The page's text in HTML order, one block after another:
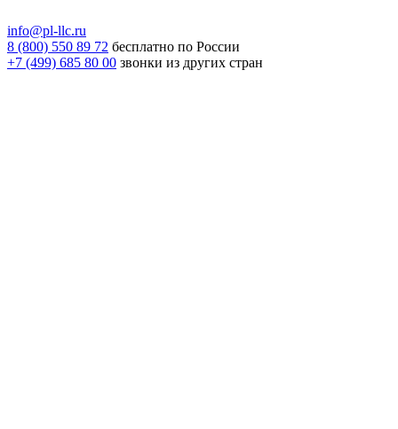
info@pl-llc.ru
8 (800) 550 89 72 бесплатно по России
+7 (499) 685 80 00 звонки из других стран